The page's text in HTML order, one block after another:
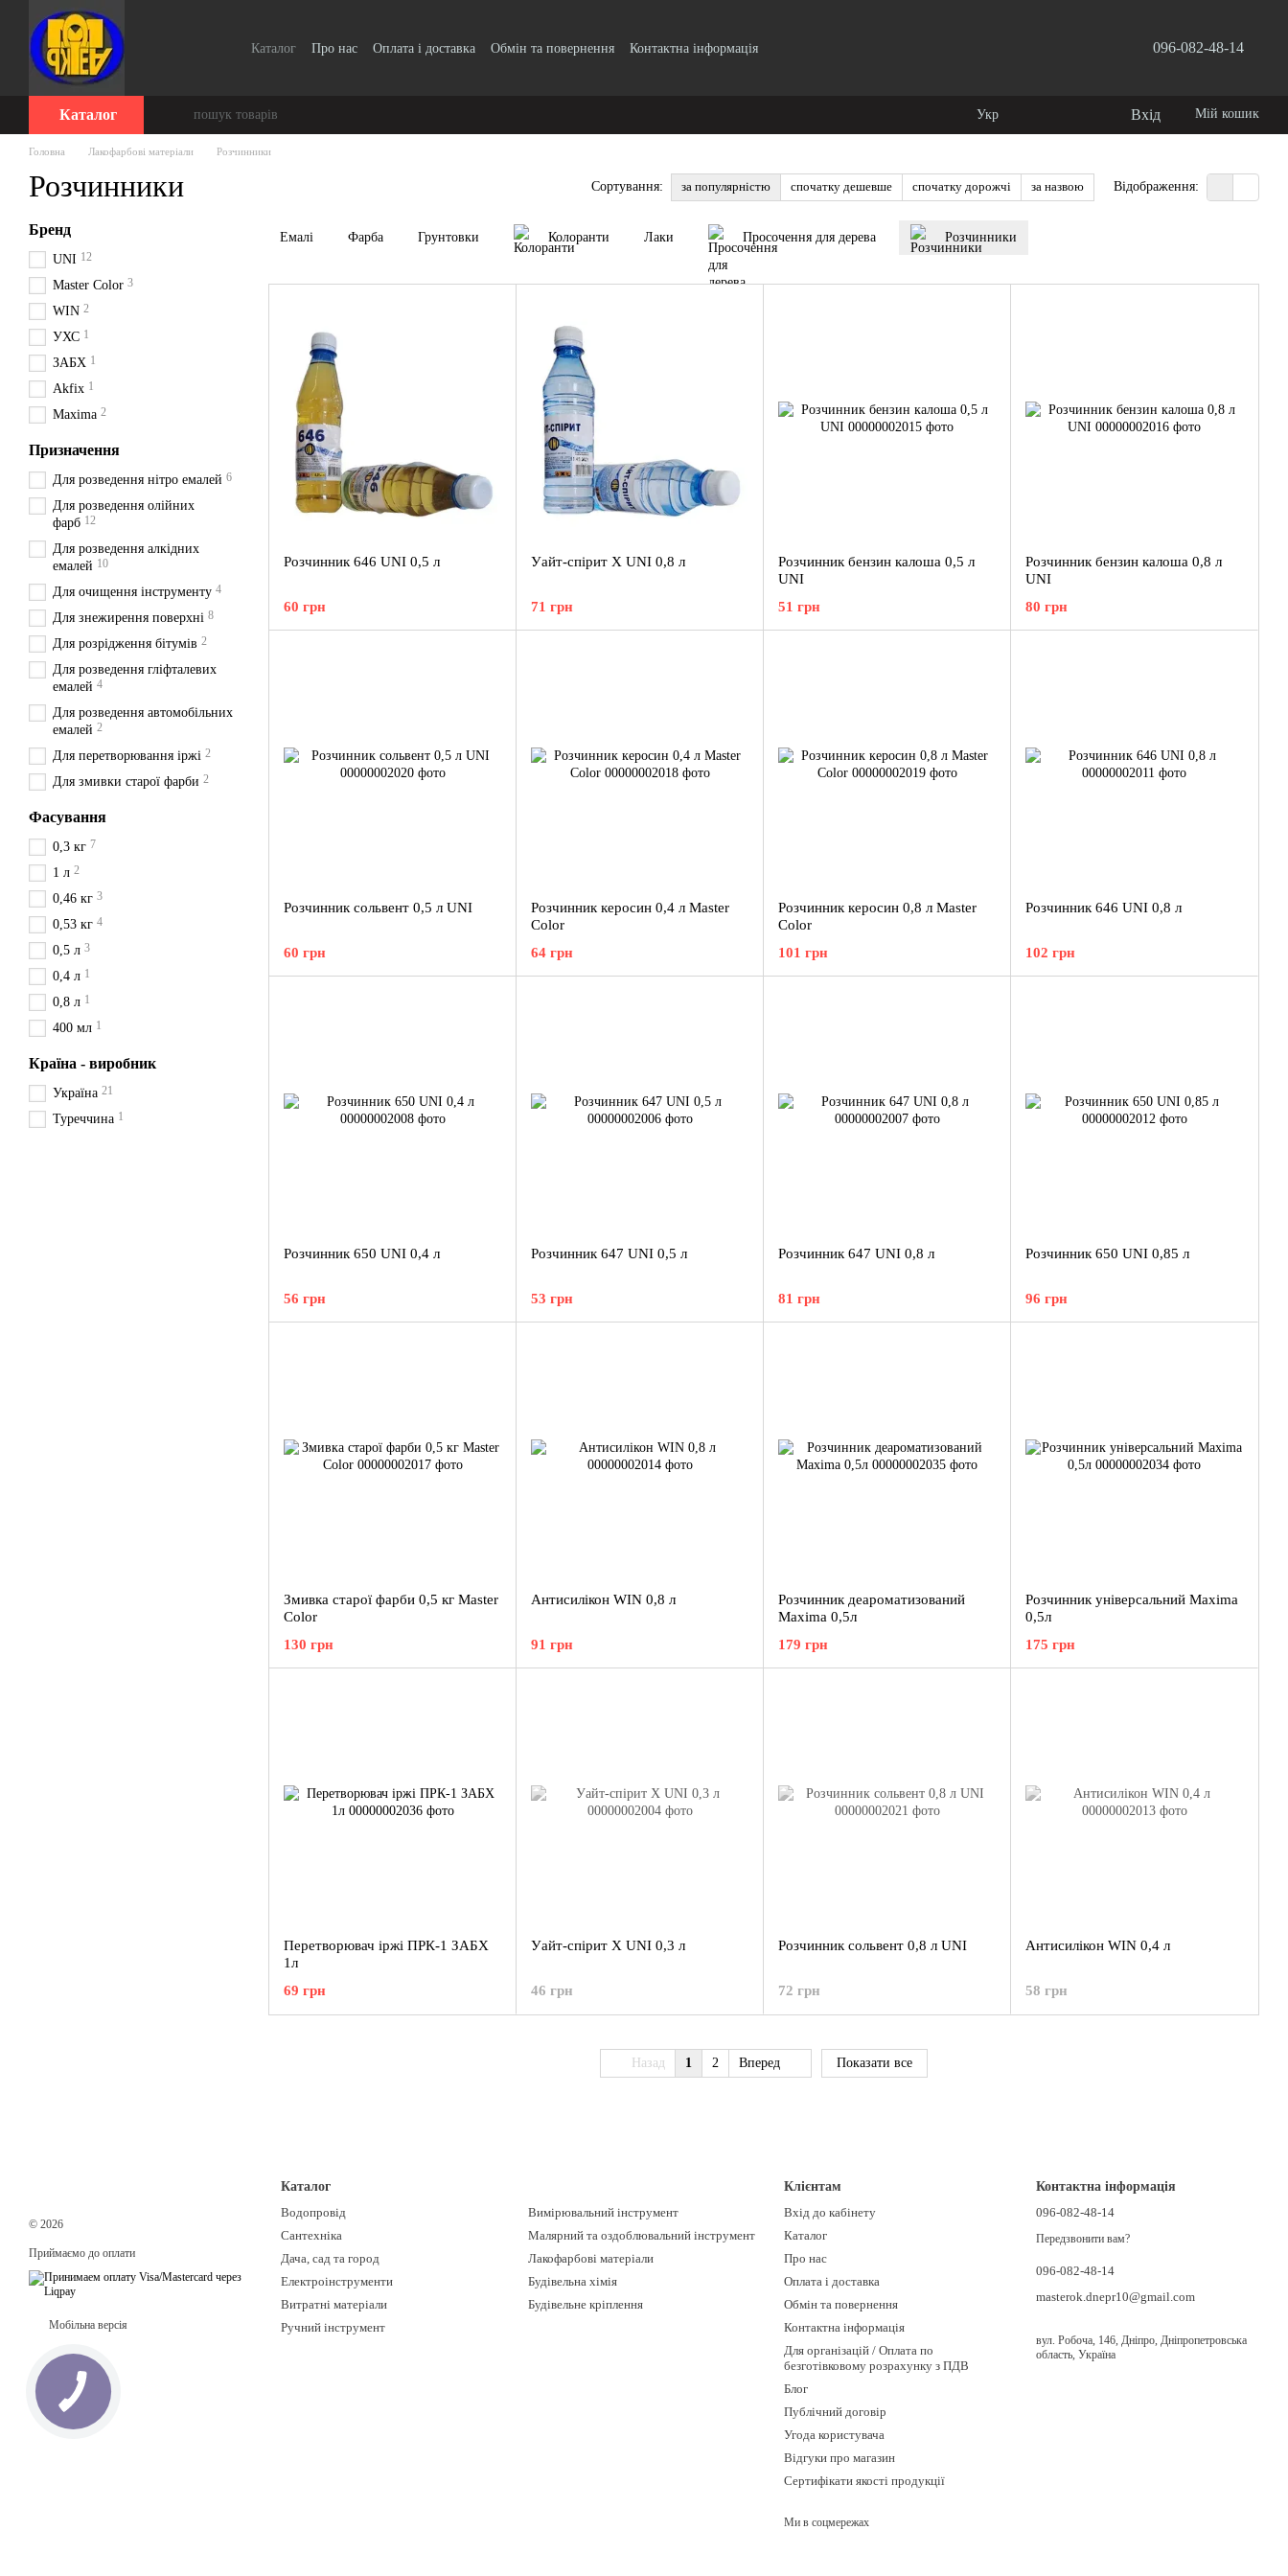
Перейти до основного контенту
Каталог Про нас Оплата і доставка Обмін та повернення
Контактна інформація
096-082-48-14
Каталог Укр Вхід Мій кошик
Головна Лакофарбові матеріали Розчинники
Розчинники Сортування: за популярністю спочатку дешевше спочатку дорожчі за назвою Відображення:
Емалі Фарба Грунтовки Колоранти Лаки Просочення для дерева Розчинники
Розчинник 646 UNI 0,5 л
60 грн
Уайт-спірит X UNI 0,8 л
71 грн
Розчинник бензин калоша 0,5 л
UNI
51 грн
Розчинник бензин калоша 0,8 л
UNI
80 грн
Розчинник сольвент 0,5 л UNI
60 грн
Розчинник керосин 0,4 л Master
Color
64 грн
Розчинник керосин 0,8 л Master
Color
101 грн
Розчинник 646 UNI 0,8 л
102 грн
Розчинник 650 UNI 0,4 л
56 грн
Розчинник 647 UNI 0,5 л
53 грн
Розчинник 647 UNI 0,8 л
81 грн
Розчинник 650 UNI 0,85 л
96 грн
Змивка старої фарби 0,5 кг Master
Color
130 грн
Антисилікон WIN 0,8 л
91 грн
Розчинник деароматизований
Maxima 0,5л
179 грн
Розчинник універсальний Maxima
0,5л
175 грн
Перетворювач іржі ПРК-1 ЗАБХ
1л
69 грн
Уайт-спірит X UNI 0,3 л
46 грн
Розчинник сольвент 0,8 л UNI
72 грн
Антисилікон WIN 0,4 л
58 грн
Назад 1 2 Вперед Показати все
Бренд
UNI 12
Master Color 3
WIN 2
УХС 1
ЗАБХ 1
Akfix 1
Maxima 2
Призначення
Для розведення нітро емалей 6
Для розведення олійних
фарб 12
Для розведення алкідних
емалей 10
Для очищення інструменту 4
Для знежирення поверхні 8
Для розрідження бітумів 2
Для розведення гліфталевих
емалей 4
Для розведення автомобільних
емалей 2
Для перетворювання іржі 2
Для змивки старої фарби 2
Фасування
0,3 кг 7
1 л 2
0,46 кг 3
0,53 кг 4
0,5 л 3
0,4 л 1
0,8 л 1
400 мл 1
Країна - виробник
Україна 21
Туреччина 1
© 2026
Приймаємо до оплати
Мобільна версія
Каталог
Водопровід
Сантехніка
Дача, сад та город
Електроінструменти
Витратні матеріали
Ручний інструмент
Вимірювальний інструмент
Малярний та оздоблювальний інструмент
Лакофарбові матеріали
Будівельна хімія
Будівельне кріплення
Клієнтам
Вхід до кабінету
Каталог
Про нас
Оплата і доставка
Обмін та повернення
Контактна інформація
Для організацій / Оплата по
безготівковому розрахунку з ПДВ
Блог
Публічний договір
Угода користувача
Відгуки про магазин
Сертифікати якості продукції
Ми в соцмережах
Контактна інформація
096-082-48-14
Передзвонити вам?
096-082-48-14
masterok.dnepr10@gmail.com
вул. Робоча, 146, Дніпро, Дніпропетровська
область, Україна